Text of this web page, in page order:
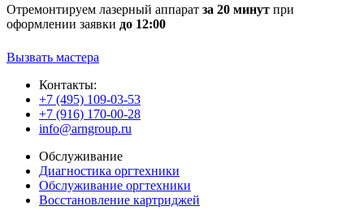
Отремонтируем лазерный аппарат за 20 минут при
оформлении заявки до 12:00
Вызвать мастера
Контакты:
+7 (495) 109-03-53
+7 (916) 170-00-28
info@arngroup.ru
Обслуживание
Диагностика оргтехники
Обслуживание оргтехники
Восстановление картриджей